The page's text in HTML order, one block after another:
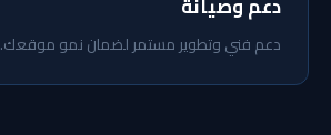
دعم فني وتطوير مستمر لضمان نمو موقعك.